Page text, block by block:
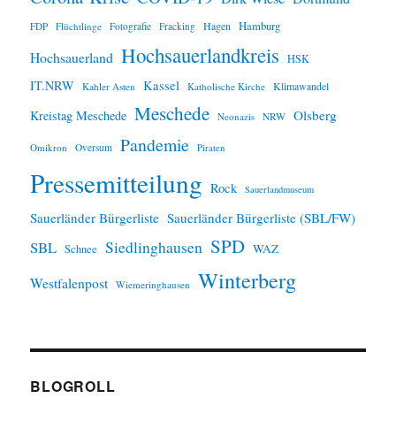
FDP Flüchtlinge Fotografie Fracking Hagen Hamburg
Hochsauerland Hochsauerlandkreis HSK
IT.NRW Kahler Asten Kassel Katholische Kirche Klimawandel
Kreistag Meschede Meschede Neonazis NRW Olsberg
Omikron Oversum Pandemie Piraten
Pressemitteilung Rock Sauerlandmuseum
Sauerländer Bürgerliste Sauerländer Bürgerliste (SBL/FW)
SBL Schnee Siedlinghausen SPD WAZ
Westfalenpost Wiemeringhausen Winterberg
BLOGROLL